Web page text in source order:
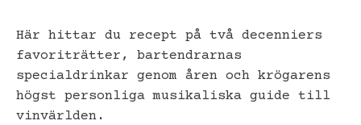
Här hittar du recept på två decenniers
favoriträtter, bartendrarnas
specialdrinkar genom åren och krögarens
högst personliga musikaliska guide till
vinvärlden.